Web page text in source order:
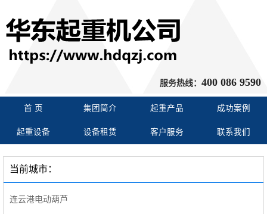
服务热线： 400 086 9590
首 页 集团简介 起重产品 成功案例
起重设备 设备租赁 客户服务 联系我们
当前城市：
连云港电动葫芦